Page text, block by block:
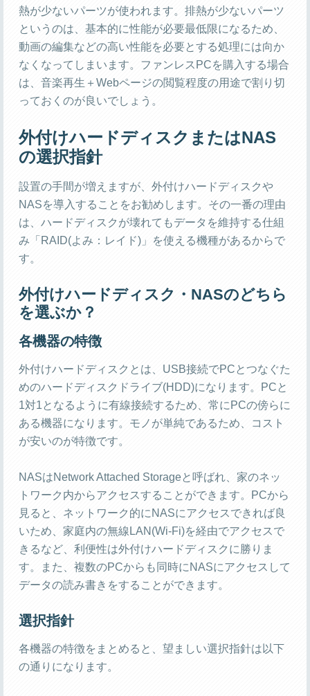
熱が少ないパーツが使われます。排熱が少ないパーツ
というのは、基本的に性能が必要最低限になるため、
動画の編集などの高い性能を必要とする処理には向か
なくなってしまいます。ファンレスPCを購入する場合
は、音楽再生＋Webページの閲覧程度の用途で割り切
っておくのが良いでしょう。
外付けハードディスクまたはNAS
の選択指針
設置の手間が増えますが、外付けハードディスクや
NASを導入することをお勧めします。その一番の理由
は、ハードディスクが壊れてもデータを維持する仕組
み「RAID(よみ：レイド)」を使える機種があるからで
す。
外付けハードディスク・NASのどちら
を選ぶか？
各機器の特徴
外付けハードディスクとは、USB接続でPCとつなぐた
めのハードディスクドライブ(HDD)になります。PCと
1対1となるように有線接続するため、常にPCの傍らに
ある機器になります。モノが単純であるため、コスト
が安いのが特徴です。
NASはNetwork Attached Storageと呼ばれ、家のネッ
トワーク内からアクセスすることができます。PCから
見ると、ネットワーク的にNASにアクセスできれば良
いため、家庭内の無線LAN(Wi-Fi)を経由でアクセスで
きるなど、利便性は外付けハードディスクに勝りま
す。また、複数のPCからも同時にNASにアクセスして
データの読み書きをすることができます。
選択指針
各機器の特徴をまとめると、望ましい選択指針は以下
の通りになります。